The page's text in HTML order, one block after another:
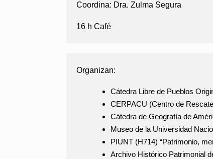
Coordina: Dra. Zulma Segura
16 h Café
Organizan:
Cátedra Libre de Pueblos
CERPACU (Centro de
Cátedra de Geografía de
Museo de la Universidad
PIUNT (H714) “Patrimonio,
Archivo Histórico Patrimonial